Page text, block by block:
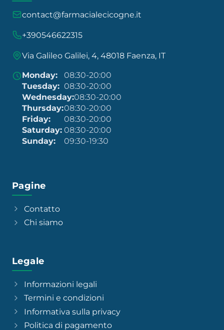
contact@farmacialecicogne.it
+390546622315
Via Galileo Galilei, 4, 48018 Faenza, IT
Monday:
08:30-20:00
Tuesday: 08:30-20:00
Wednesday:08:30-20:00
Thursday:08:30-20:00
Friday:
08:30-20:00
Saturday: 08:30-20:00
Sunday:
09:30-19:30
Pagine
Contatto
Chi siamo
Legale
Informazioni legali
Termini e condizioni
Informativa sulla privacy
Politica di pagamento